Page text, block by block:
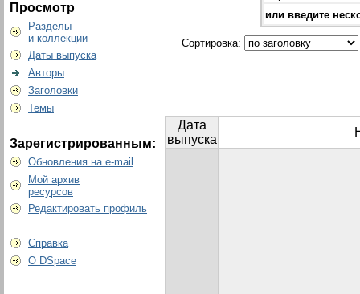
Просмотр
Разделы
и коллекции
Даты выпуска
Авторы
Заголовки
Темы
Зарегистрированным:
Обновления на e-mail
Мой архив
ресурсов
Редактировать профиль
Справка
О DSpace
или введите
Сортировка:
Дата
выпуска